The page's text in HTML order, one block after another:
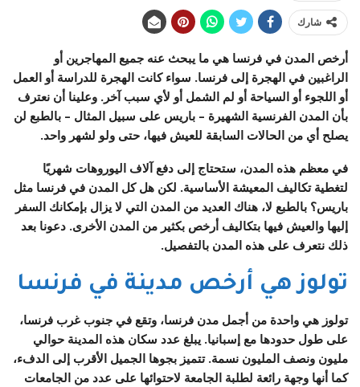
شارك
أرخص المدن في فرنسا هي ما يبحث عنه جميع المهاجرين أو
الراغبين في الهجرة إلى فرنسا. سواء كانت الهجرة للدراسة أو العمل
أو اللجوء أو السياحة أو لم الشمل أو لأي سبب آخر. وعلينا أن نعترف
بأن المدن الفرنسية الشهيرة – باريس على سبيل المثال – بالطبع لن
يصلح أي من الحالات السابقة للعيش فيها، حتى ولو لشهر واحد.
في معظم هذه المدن، ستحتاج إلى دفع آلاف اليوروهات شهريًا
لتغطية تكاليف المعيشة الأساسية. لكن هل كل المدن في فرنسا مثل
باريس؟ بالطبع لا، هناك العديد من المدن التي لا يزال بإمكانك السفر
إليها والعيش فيها بتكاليف أرخص بكثير من المدن الأخرى. دعونا بعد
ذلك نتعرف على هذه المدن بالتفصيل.
تولوز هي أرخص مدينة في فرنسا
تولوز هي واحدة من أجمل مدن فرنسا، وتقع في جنوب غرب فرنسا،
على طول حدودها مع إسبانيا. يبلغ عدد سكان هذه المدينة حوالي
مليون ونصف المليون نسمة. تتميز بجوها الجميل الأقرب إلى الدفء،
كما أنها وجهة رائعة لطلبة الجامعة لاحتوائها على عدد من الجامعات